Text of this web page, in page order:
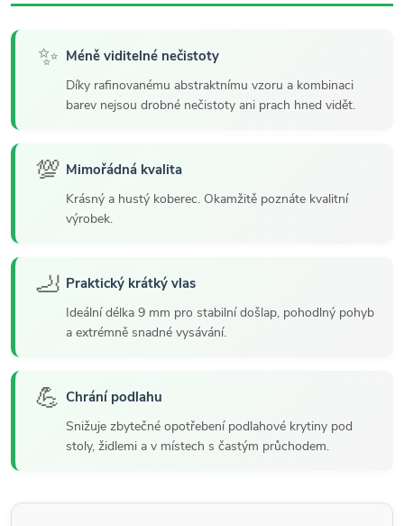
✨ Méně viditelné nečistoty
Díky rafinovanému abstraktnímu vzoru a kombinaci
barev nejsou drobné nečistoty ani prach hned vidět.
💯 Mimořádná kvalita
Krásný a hustý koberec. Okamžitě poznáte kvalitní
výrobek.
🦶 Praktický krátký vlas
Ideální délka 9 mm pro stabilní došlap, pohodlný pohyb
a extrémně snadné vysávání.
💪 Chrání podlahu
Snižuje zbytečné opotřebení podlahové krytiny pod
stoly, židlemi a v místech s častým průchodem.